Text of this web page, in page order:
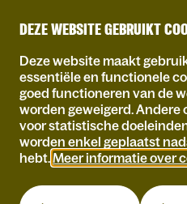
DEZE WEBSITE GEBRUIKT
Deze website maakt
essentiële en functionele
goed functioneren van de
worden geweigerd.
voor statistische
worden enkel geplaatst
hebt. Meer informatie over
Homepagina
ALGEMENE